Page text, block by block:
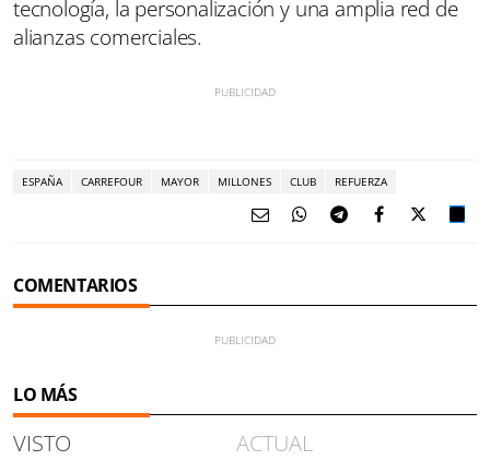
tecnología, la personalización y una amplia red de
alianzas comerciales.
ESPAÑA CARREFOUR MAYOR MILLONES CLUB REFUERZA
COMENTARIOS
LO MÁS
VISTO ACTUAL